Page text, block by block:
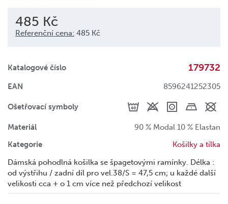
485 Kč
Referenční cena: 485 Kč
Katalogové číslo 179732
EAN 8596241252305
Ošetřovací symboly
Materiál
90 % Modal 10 % Elastan
Kategorie
Košilky a tílka
Dámská pohodlná košilka se špagetovými ramínky. Délka :
od výstřihu / zadní díl pro vel.38/S = 47,5 cm; u každé další
velikosti cca + o 1 cm více než předchozí velikost